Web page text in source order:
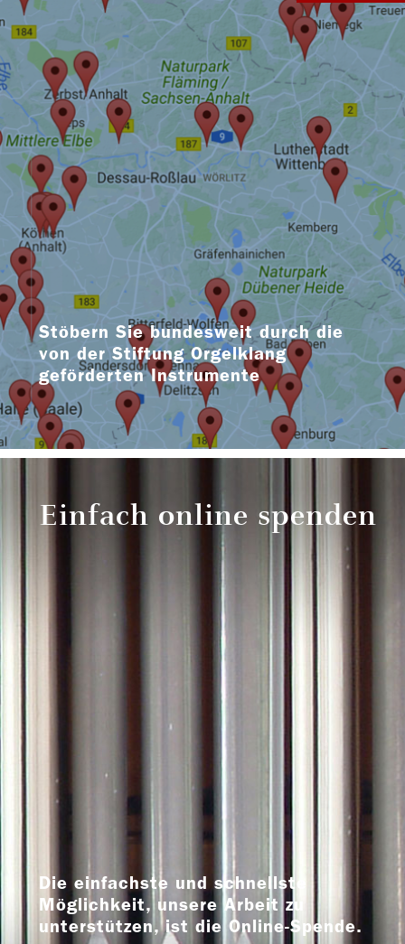
Stöbern Sie bundesweit durch die
von der Stiftung Orgelklang
geförderten Instrumente
Einfach online spenden
Die einfachste und schnellste
Möglichkeit, unsere Arbeit zu
unterstützen, ist die Online-Spende.